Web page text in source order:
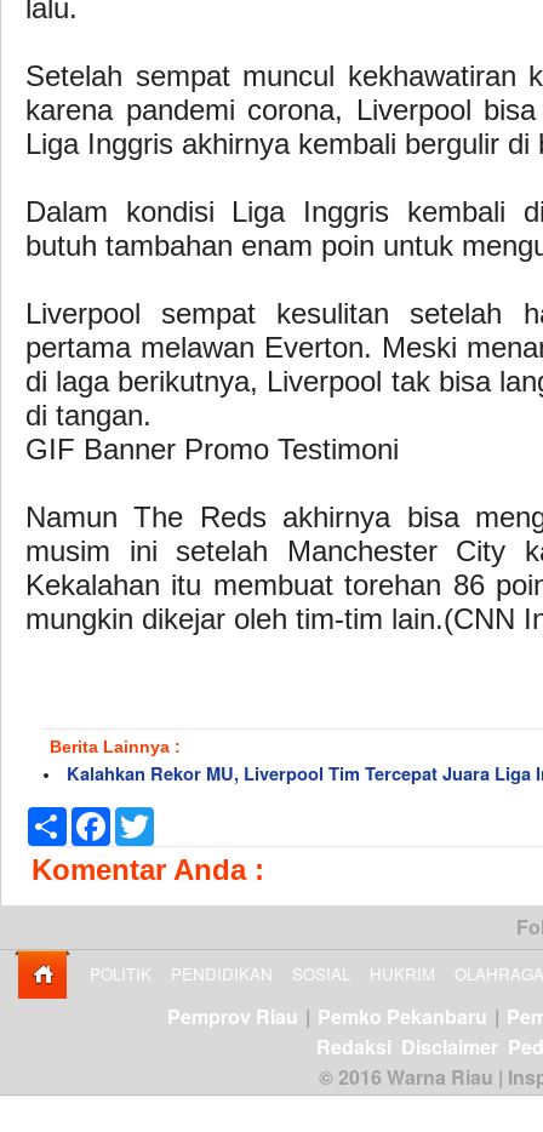
lalu.
Setelah sempat muncul kekhawatiran
karena pandemi corona, Liverpool
Liga Inggris akhirnya kembali bergulir di
Dalam kondisi Liga Inggris kembali
butuh tambahan enam poin untuk
Liverpool sempat kesulitan setelah
pertama melawan Everton. Meski
di laga berikutnya, Liverpool tak bisa
di tangan.
GIF Banner Promo Testimoni
Namun The Reds akhirnya bisa
musim ini setelah Manchester City
Kekalahan itu membuat torehan 86
mungkin dikejar oleh tim-tim lain.(CNN
Berita Lainnya :
Kalahkan Rekor MU, Liverpool Tim Tercepat Juara Liga
Share Facebook
Komentar Anda :
POLITIK PENDIDIKAN SOSIAL HUKRIM OLAHRAGA
Pemprov Riau | Pemko Pekanbaru |
Redaksi Disclaimer
© 2016 Warna Riau |